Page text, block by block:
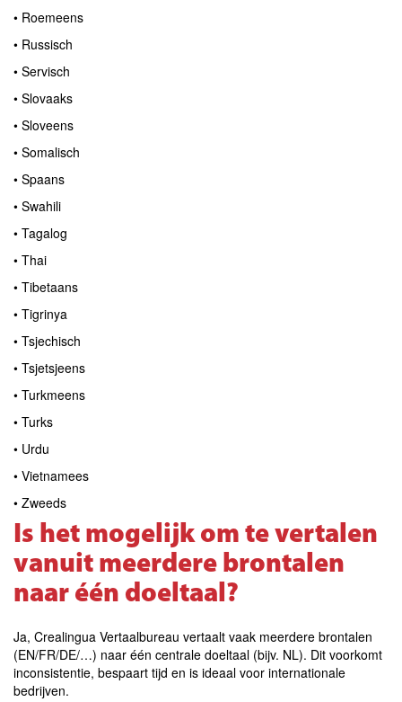
• Roemeens
• Russisch
• Servisch
• Slovaaks
• Sloveens
• Somalisch
• Spaans
• Swahili
• Tagalog
• Thai
• Tibetaans
• Tigrinya
• Tsjechisch
• Tsjetsjeens
• Turkmeens
• Turks
• Urdu
• Vietnamees
• Zweeds
Is het mogelijk om te vertalen
vanuit meerdere brontalen
naar één doeltaal?
Ja, Crealingua Vertaalbureau vertaalt vaak meerdere brontalen
(EN/FR/DE/…) naar één centrale doeltaal (bijv. NL). Dit voorkomt
inconsistentie, bespaart tijd en is ideaal voor internationale
bedrijven.